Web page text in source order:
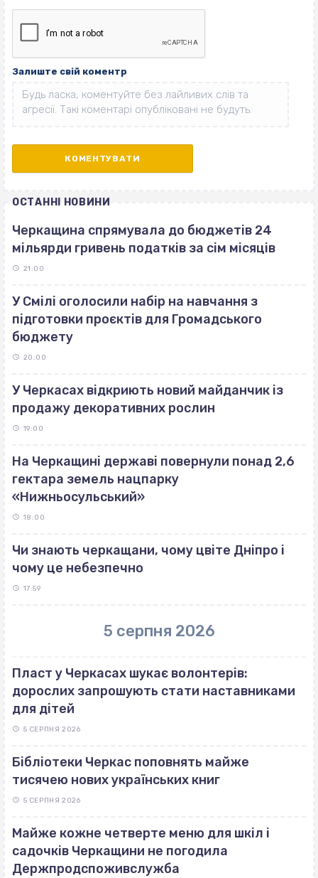
Залиште свій коментр
ОСТАННІ НОВИНИ
Черкащина спрямувала до бюджетів 24
мільярди гривень податків за сім місяців
21:00
У Смілі оголосили набір на навчання з
підготовки проєктів для Громадського
бюджету
20:00
У Черкасах відкриють новий майданчик із
продажу декоративних рослин
19:00
На Черкащині державі повернули понад 2,6
гектара земель нацпарку
«Нижньосульський»
18:00
Чи знають черкащани, чому цвіте Дніпро і
чому це небезпечно
17:59
5 серпня 2026
Пласт у Черкасах шукає волонтерів:
дорослих запрошують стати наставниками
для дітей
5 СЕРПНЯ 2026
Бібліотеки Черкас поповнять майже
тисячею нових українських книг
5 СЕРПНЯ 2026
Майже кожне четверте меню для шкіл і
садочків Черкащини не погодила
Держпродспоживслужба